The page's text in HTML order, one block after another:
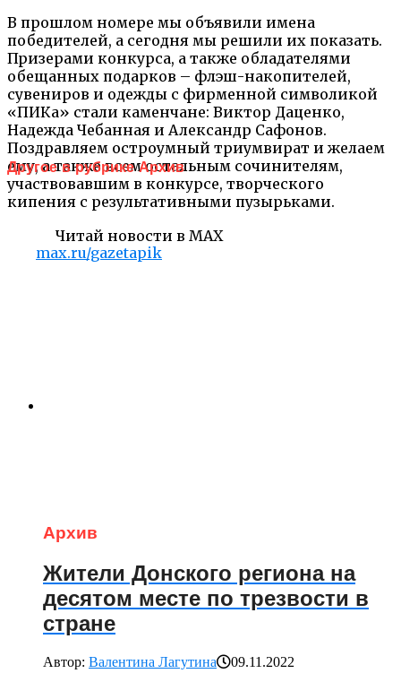
В прошлом номере мы объявили имена
победителей, а сегодня мы решили их показать.
Призерами конкурса, а также обладателями
обещанных подарков – флэш-накопителей,
сувениров и одежды с фирменной символикой
«ПИКа» стали каменчане: Виктор Даценко,
Надежда Чебанная и Александр Сафонов.
Поздравляем остроумный триумвират и желаем
ему, а также всем остальным сочинителям,
участвовавшим в конкурсе, творческого
кипения с результативными пузырьками.
Читай новости в MAX
max.ru/gazetapik
Другое в рубрике Архив
Архив
Жители Донского региона на
десятом месте по трезвости в
стране
Автор: Валентина Лагутина
09.11.2022